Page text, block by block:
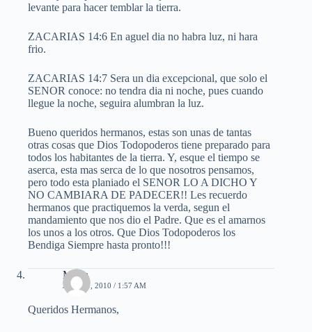
levante para hacer temblar la tierra.
ZACARIAS 14:6 En aguel dia no habra luz, ni hara
frio.
ZACARIAS 14:7 Sera un dia excepcional, que solo el
SENOR conoce: no tendra dia ni noche, pues cuando
llegue la noche, seguira alumbran la luz.
Bueno queridos hermanos, estas son unas de tantas
otras cosas que Dios Todopoderos tiene preparado para
todos los habitantes de la tierra. Y, esque el tiempo se
aserca, esta mas serca de lo que nosotros pensamos,
pero todo esta planiado el SENOR LO A DICHO Y
NO CAMBIARA DE PADECER!! Les recuerdo
hermanos que practiquemos la verda, segun el
mandamiento que nos dio el Padre. Que es el amarnos
los unos a los otros. Que Dios Todopoderos los
Bendiga Siempre hasta pronto!!!
Maria
JULIO 9, 2010 / 1:57 AM
Queridos Hermanos,